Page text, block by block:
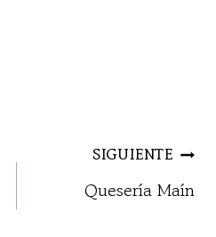
SIGUIENTE
Quesería Maín